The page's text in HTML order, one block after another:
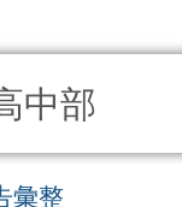
中部
彙整